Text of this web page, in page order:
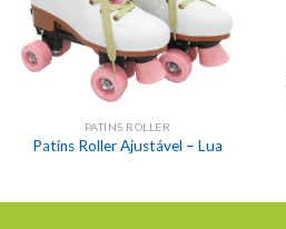
PATINS ROLLER
Patins Roller Ajustável – Lua